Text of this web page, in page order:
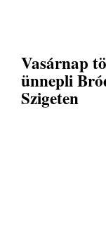
Vasárnap
ünnepli
Szigeten